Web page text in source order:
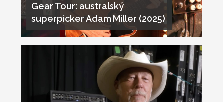
Gear Tour: australský
superpicker Adam Miller (2025)